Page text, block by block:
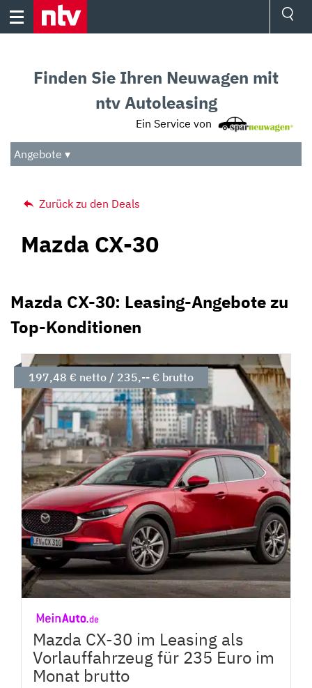
Skip
Audio
Das Beste
Finden Sie Ihren Neuwagen mit
ntv Autoleasing
Ein Service von
Angebote ▾
Zurück zu den Deals
Mazda CX-30
Mazda CX-30: Leasing-Angebote zu
Top-Konditionen
Mazda CX-30 im Leasing als
Vorlauffahrzeug für 235 Euro im
Monat brutto
197,48 € netto / 235,-- € brutto